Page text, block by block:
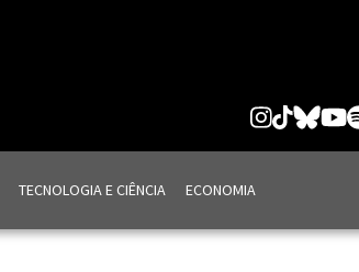
TECNOLOGIA E CIÊNCIA ECONOMIA